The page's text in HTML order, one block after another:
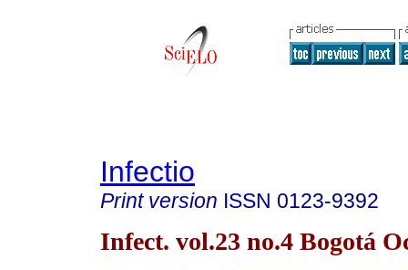
Infectio
Print version ISSN 0123-9392
Infect. vol.23 no.4 Bogotá